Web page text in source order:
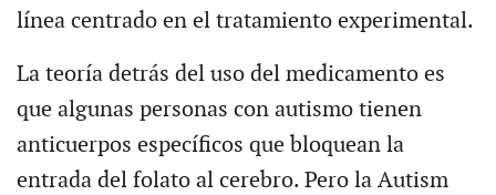
línea centrado en el tratamiento experimental.
La teoría detrás del uso del medicamento es
que algunas personas con autismo tienen
anticuerpos específicos que bloquean la
entrada del folato al cerebro. Pero la Autism